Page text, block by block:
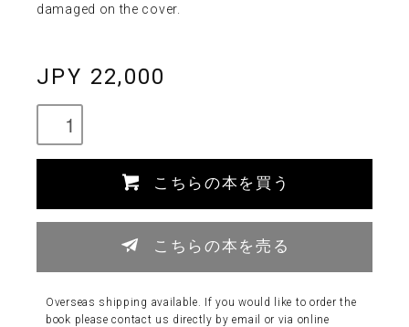
damaged on the cover.
JPY 22,000
こちらの本を買う
こちらの本を売る
Overseas shipping available. If you would like to order the
book please contact us directly by email or via online